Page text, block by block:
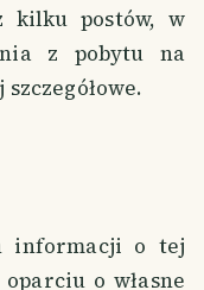
kilku postów, w
z pobytu na
informacji o tej
o własne